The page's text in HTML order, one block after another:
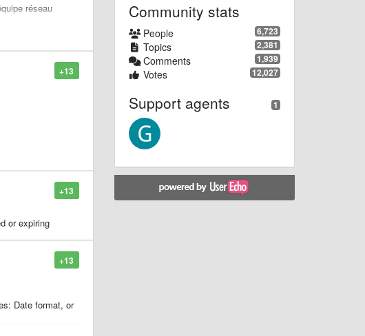
réseau
+13
+13
or expiring
+13
Date format, or
Community stats
6,723
People
2,381
Topics
1,939
Comments
12,027
Votes
1
Support agents